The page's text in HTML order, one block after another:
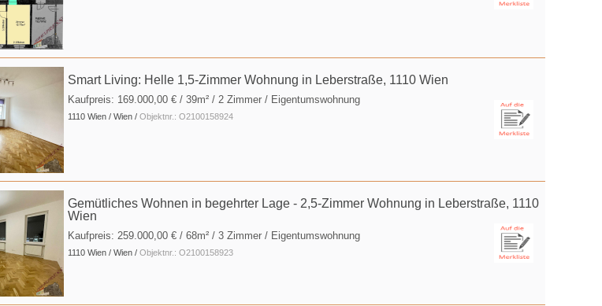
Smart Living: Helle 1,5-Zimmer Wohnung in Leberstraße, 1110 Wien
Kaufpreis: 169.000,00 € / 39m² / 2 Zimmer / Eigentumswohnung
1110 Wien / Wien / Objektnr.: O2100158924
Gemütliches Wohnen in begehrter Lage - 2,5-Zimmer Wohnung in Leberstraße, 1110
Wien
Kaufpreis: 259.000,00 € / 68m² / 3 Zimmer / Eigentumswohnung
1110 Wien / Wien / Objektnr.: O2100158923